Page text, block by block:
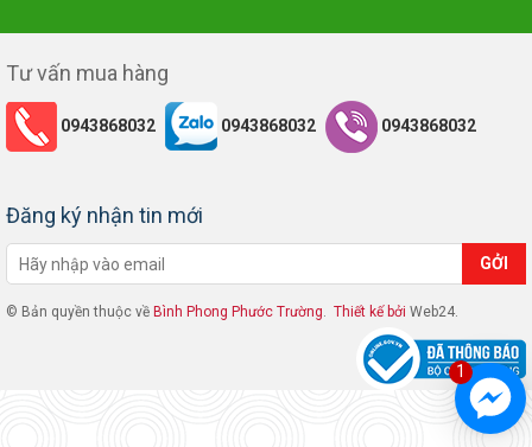
Tư vấn mua hàng
0943868032 0943868032 0943868032
Đăng ký nhận tin mới
© Bản quyền thuộc về Bình Phong Phước Trường. Thiết kế bởi Web24.
1